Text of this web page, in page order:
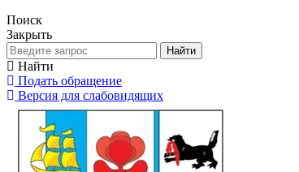
Поиск
Закрыть
Найти
Найти
Подать обращение
Версия для слабовидящих